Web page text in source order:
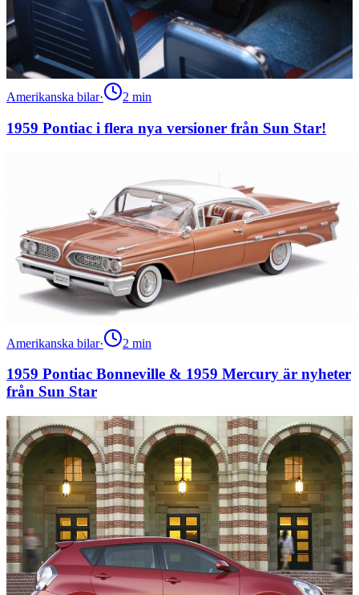
Amerikanska bilar· 2 min
1959 Pontiac i flera nya versioner från Sun Star!
Amerikanska bilar· 2 min
1959 Pontiac Bonneville & 1959 Mercury är nyheter
från Sun Star